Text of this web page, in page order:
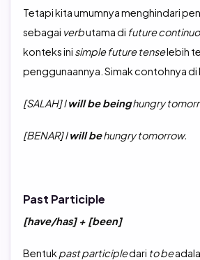
Tetapi kita umumnya menghindari
sebagai verbutama di future
konteks ini simple future tenselebih
penggunaannya. Simak contohnya di
[SALAH] Iwill be beinghungry
[BENAR] Iwill behungry tomorrow.
Past Participle
[have/has] + [been]
Bentuk past participledari to be